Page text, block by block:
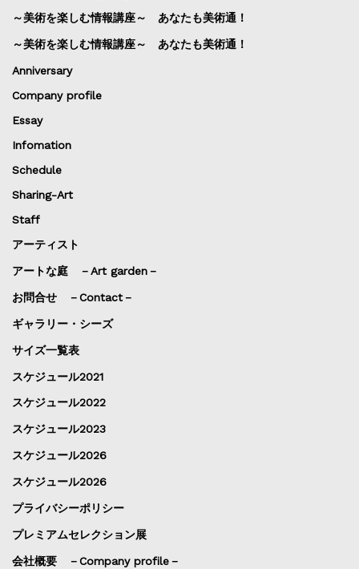
～美術を楽しむ情報講座～ あなたも美術通！
～美術を楽しむ情報講座～ あなたも美術通！
Anniversary
Company profile
Essay
Infomation
Schedule
Sharing-Art
Staff
アーティスト
アートな庭 －Art garden－
お問合せ －Contact－
ギャラリー・シーズ
サイズ一覧表
スケジュール2021
スケジュール2022
スケジュール2023
スケジュール2026
スケジュール2026
プライバシーポリシー
プレミアムセレクション展
会社概要 －Company profile－